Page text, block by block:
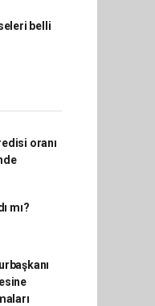
belli
oranı
mı?